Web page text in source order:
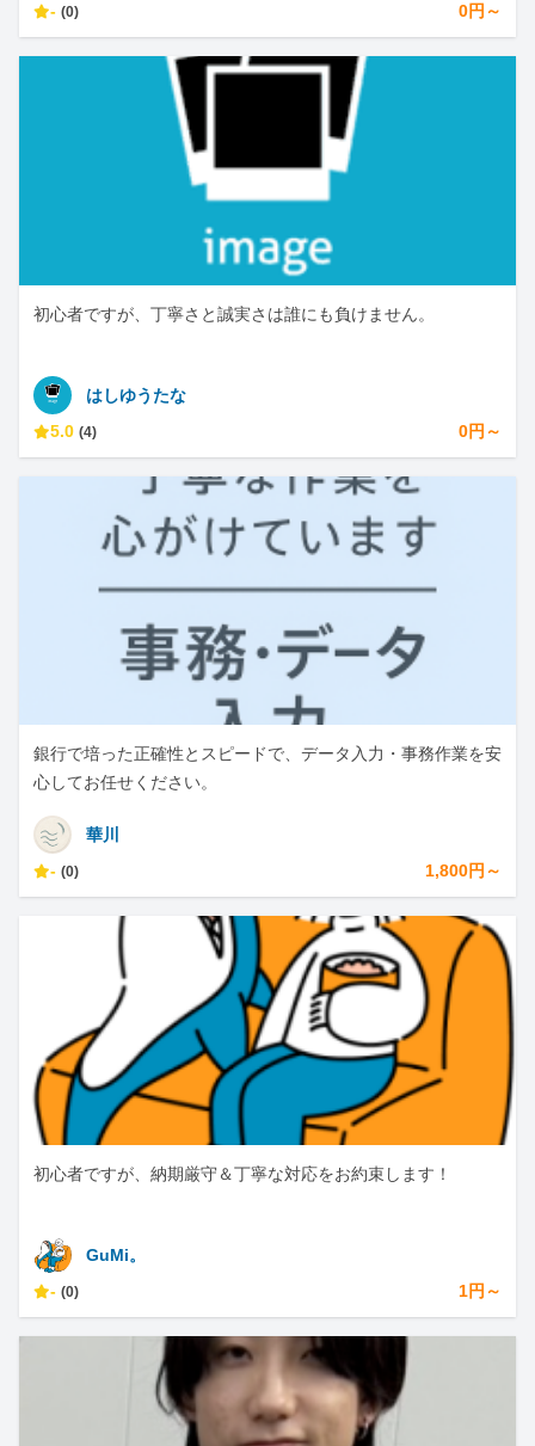
- (0) 0円～
初心者ですが、丁寧さと誠実さは誰にも負けません。
はしゆうたな
5.0 (4) 0円～
銀行で培った正確性とスピードで、データ入力・事務作業を安
心してお任せください。
華川
- (0) 1,800円～
初心者ですが、納期厳守＆丁寧な対応をお約束します！
GuMi。
- (0) 1円～